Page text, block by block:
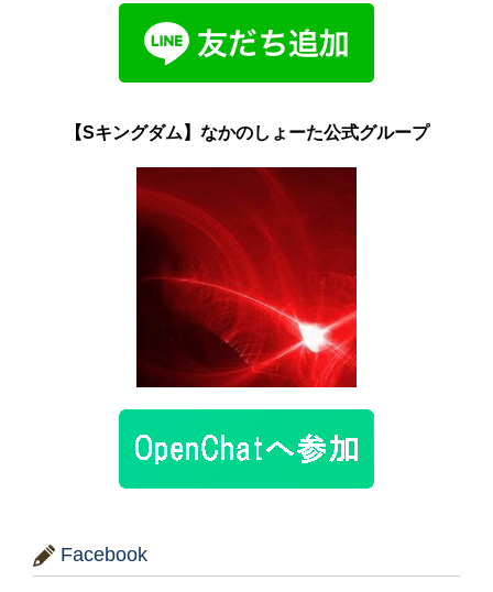
【Sキングダム】なかのしょーた公式グループ
Facebook